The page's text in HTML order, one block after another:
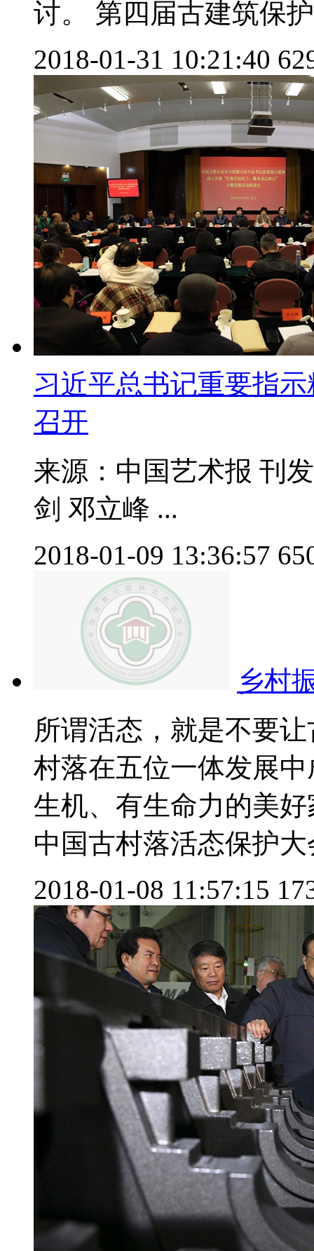
讨。 第四届古建筑保
2018-01-31 10:21:40
习近平总书记重要指
召开
来源：中国艺术报 刊
剑 邓立峰 ...
2018-01-09 13:36:57
乡村
所谓活态，就是不要
村落在五位一体发展
生机、有生命力的美
中国古村落活态保护大
2018-01-08 11:57:15